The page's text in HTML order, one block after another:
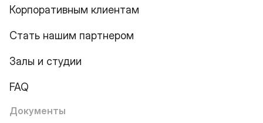
Корпоративным клиентам
Стать нашим партнером
Залы и студии
FAQ
Документы